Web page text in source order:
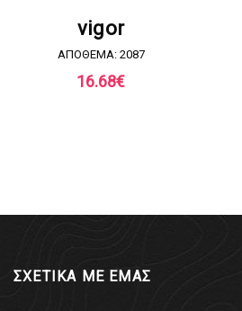
vigor
ΑΠΟΘΕΜΑ: 2087
16.68€
ΣΧΕΤΙΚΑ ΜΕ ΕΜΑΣ